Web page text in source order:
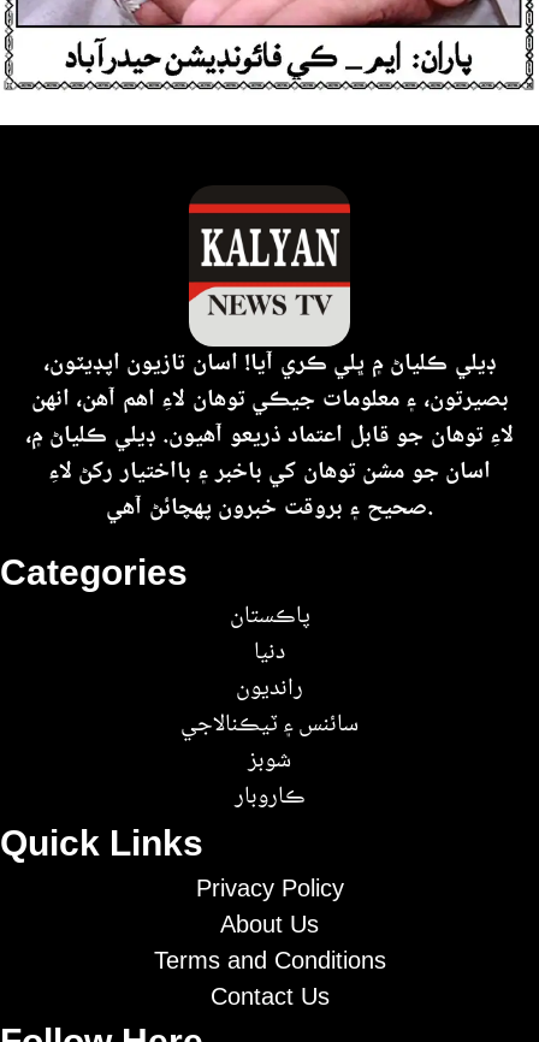
Quick Links
Privacy Policy
About Us
Terms and Conditions
Contact Us
Categories
پاڪستان
دنيا
رانديون
سائنس ۽ ٽيڪنالاجي
شوبز
ڪاروبار
ڊيلي ڪلياڻ ۾ ڀلي ڪري آيا! اسان تازيون اپڊيٽون،
بصيرتون، ۽ معلومات جيڪي توهان لاءِ اهم آهن، انهن
لاءِ توهان جو قابل اعتماد ذريعو آهيون. ڊيلي ڪلياڻ ۾،
اسان جو مشن توهان کي باخبر ۽ بااختيار رکڻ لاءِ
صحيح ۽ بروقت خبرون پهچائڻ آهي.